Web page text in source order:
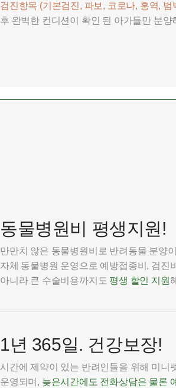
검진항목 (기본검진, 파보, 코로나, 홍역, 범
후 완벽한 컨디션이 확인 된 아가들만 분양
동물병원비 평생지원!
만만치 않은 동물병원비로 반려동물 분양
자체 동물병원 운영으로 예방접종비, 검진
아니라 큰 수술비용까지도 평생 할인 지원
1년 365일. 건강보장!
시간에 제약이 있는 반려인들을 위해 미니
운영되며, 늦은시간에도 전화상담은 물론